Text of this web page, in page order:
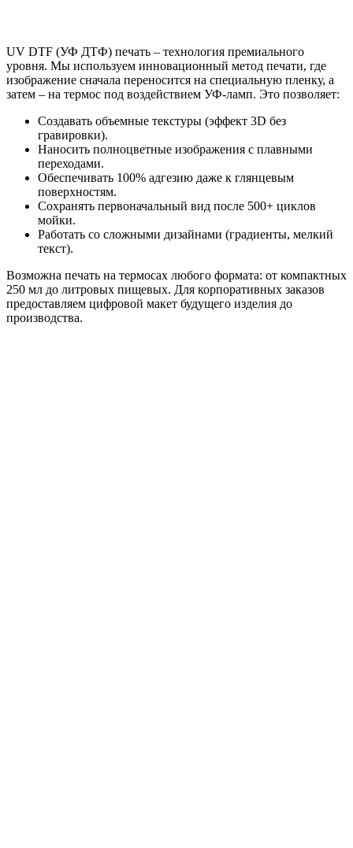
UV DTF (УФ ДТФ) печать – технология премиального
уровня. Мы используем инновационный метод печати, где
изображение сначала переносится на специальную пленку, а
затем – на термос под воздействием УФ-ламп. Это позволяет:
Создавать объемные текстуры (эффект 3D без
гравировки).
Наносить полноцветные изображения с плавными
переходами.
Обеспечивать 100% адгезию даже к глянцевым
поверхностям.
Сохранять первоначальный вид после 500+ циклов
мойки.
Работать со сложными дизайнами (градиенты, мелкий
текст).
Возможна печать на термосах любого формата: от компактных
250 мл до литровых пищевых. Для корпоративных заказов
предоставляем цифровой макет будущего изделия до
производства.